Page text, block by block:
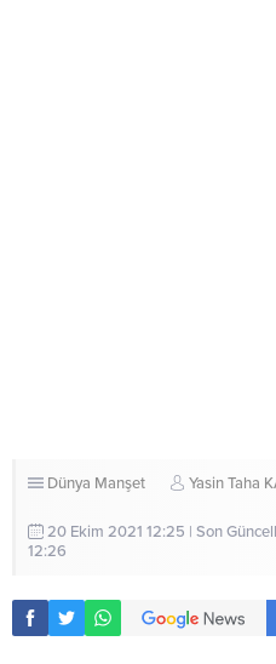
Dünya Manşet Yasin Taha
20 Ekim 2021 12:25 | Son
12:26